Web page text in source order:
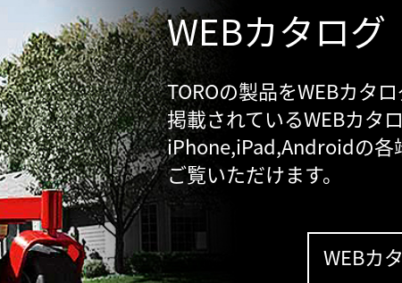
WEBカタログ
TOROの製品をWEBカタ
掲載されているWEBカタロ
iPhone,iPad,Androidの各
ご覧いただけます。
WEBカ